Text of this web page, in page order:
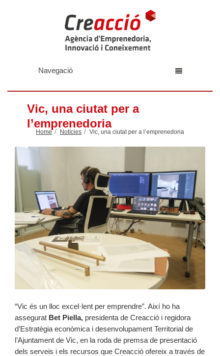
Navegació
Vic, una ciutat per a
l’emprenedoria
Home Notícies Vic, una ciutat per a l’emprenedoria
“Vic és un lloc excel·lent per emprendre”. Així ho ha
assegurat Bet Piella, presidenta de Creacció i regidora
d’Estratègia econòmica i desenvolupament Territorial de
l’Ajuntament de Vic, en la roda de premsa de presentació
dels serveis i els recursos que Creacció ofereix a través de